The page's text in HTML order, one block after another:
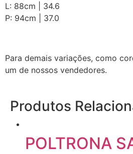
L: 88cm | 34.6
P: 94cm | 37.0
Para demais variações, como
um de nossos vendedores.
Produtos
POLTRONA